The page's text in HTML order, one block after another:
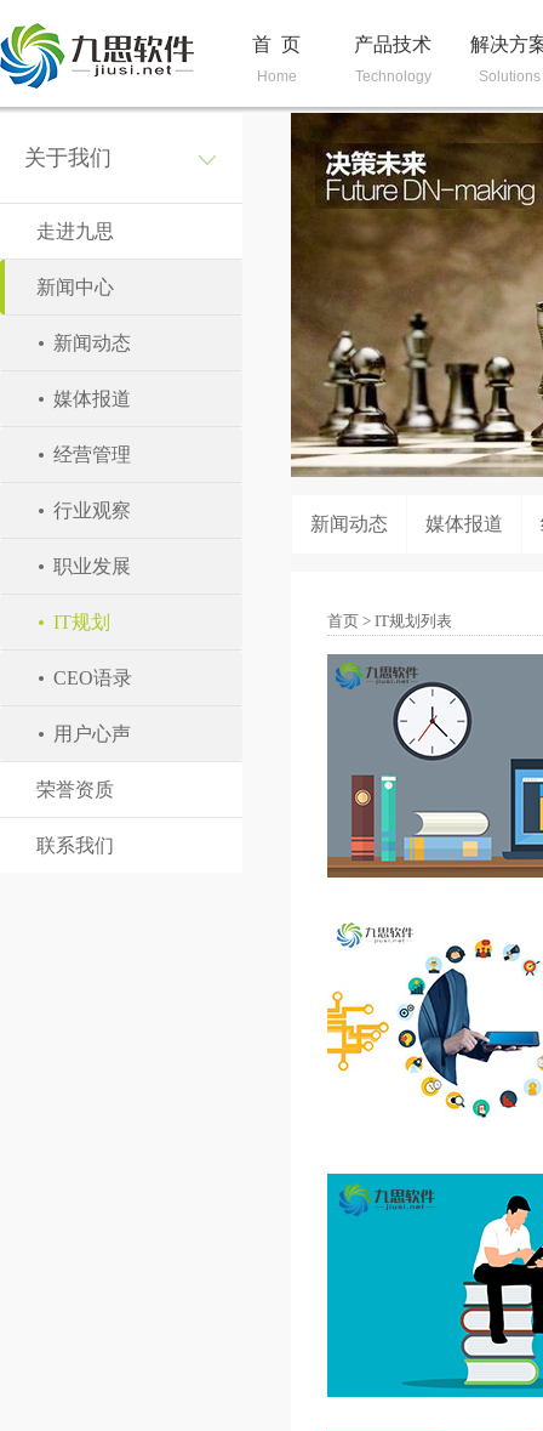
首 页
Home
产品技术
Technology
解决方
Solutions
关于我们
走进九思
新闻中心
新闻动态
媒体报道
经营管理
行业观察
职业发展
IT规划
CEO语录
用户心声
荣誉资质
联系我们
新闻动态 媒体报道
首页 > IT规划列表